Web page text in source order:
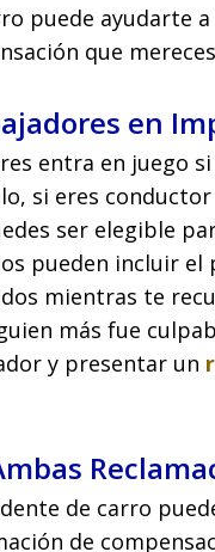
puede ayudarte
que
en
entra en juego
si eres
ser elegible
pueden incluir
mientras te
más fue
y presentar un
de carro
de